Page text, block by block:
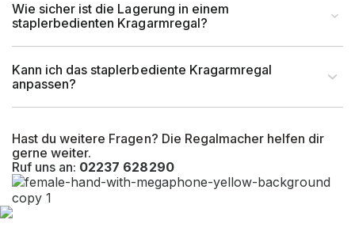
Hast du weitere Fragen? Die Regalmacher helfen dir
gerne weiter.
Ruf uns an: 02237 628290
Wie sicher ist die Lagerung in einem
staplerbedienten Kragarmregal?
Kann ich das staplerbediente Kragarmregal
anpassen?